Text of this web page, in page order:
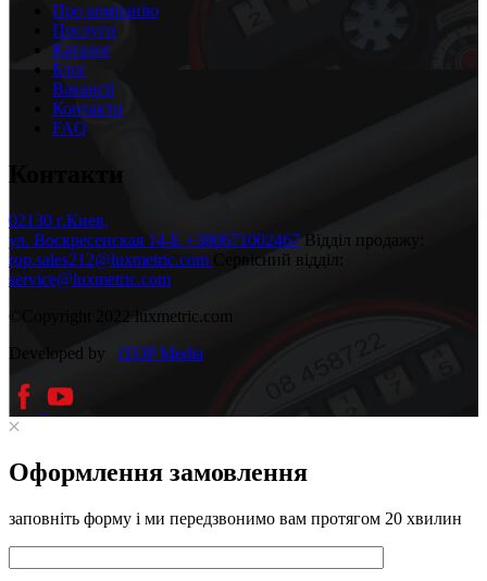
Про компанію
Послуги
Каталог
Блог
Вакансії
Контакти
FAQ
Контакти
02130 г.Киев,
ул. Воскресенская 14-Е +380671002467 Відділ продажу:
rop.sales212@luxmetric.com
Сервісний відділ:
service@luxmetric.com
©Copyright 2022 luxmetric.com
Developed by iTOP Media
Оформлення замовлення
заповніть форму і ми передзвонимо вам протягом 20 хвилин